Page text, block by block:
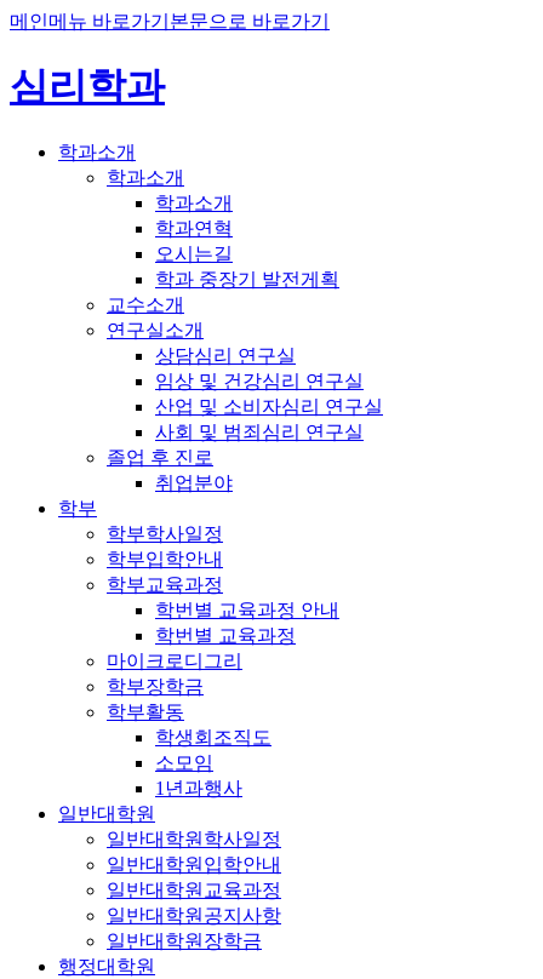
메인메뉴 바로가기 본문으로 바로가기
심리학과
학과소개
학과소개
학과소개
학과연혁
오시는길
학과 중장기 발전게획
교수소개
연구실소개
상담심리 연구실
임상 및 건강심리 연구실
산업 및 소비자심리 연구실
사회 및 범죄심리 연구실
졸업 후 진로
취업분야
학부
학부학사일정
학부입학안내
학부교육과정
학번별 교육과정 안내
학번별 교육과정
마이크로디그리
학부장학금
학부활동
학생회조직도
소모임
1년과행사
일반대학원
일반대학원학사일정
일반대학원입학안내
일반대학원교육과정
일반대학원공지사항
일반대학원장학금
행정대학원